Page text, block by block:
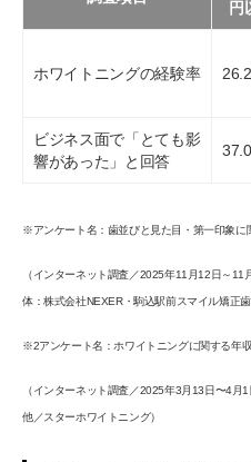
円
ホワイトニングの経験率
ビジネス面で「とても影
響があった」と回答
※アンケート名：歯並びと見た目・第一印象に
（インターネット調査／2025年11月12日～
体：株式会社NEXER・駒込駅前スマイル矯正歯
※2アンケート名：ホワイトニングに関する年
（インターネット調査／2025年3月13日〜4
他／スターホワイトニング）